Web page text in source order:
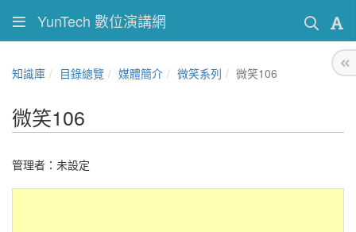
YunTech 數位演講網
知識庫 目錄總覽 媒體簡介 微笑系列 微笑106
微笑106
管理者：未設定